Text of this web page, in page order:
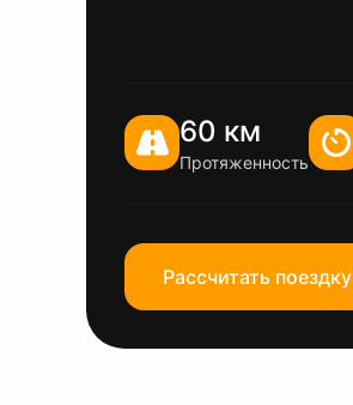
60 км
Протяженность
Рассчитать поездку